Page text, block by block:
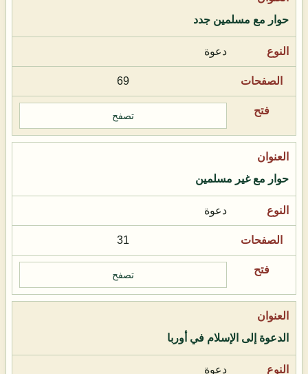
حوار مع مسلمين جدد
دعوة
69
تصفح
حوار مع غير مسلمين
دعوة
31
تصفح
الدعوة إلى الإسلام في أوربا
دعوة